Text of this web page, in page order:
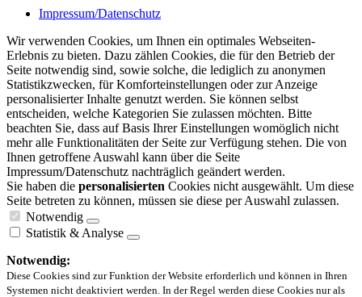
Impressum/Datenschutz
Wir verwenden Cookies, um Ihnen ein optimales Webseiten-
Erlebnis zu bieten. Dazu zählen Cookies, die für den Betrieb der
Seite notwendig sind, sowie solche, die lediglich zu anonymen
Statistikzwecken, für Komforteinstellungen oder zur Anzeige
personalisierter Inhalte genutzt werden. Sie können selbst
entscheiden, welche Kategorien Sie zulassen möchten. Bitte
beachten Sie, dass auf Basis Ihrer Einstellungen womöglich nicht
mehr alle Funktionalitäten der Seite zur Verfügung stehen. Die von
Ihnen getroffene Auswahl kann über die Seite
Impressum/Datenschutz nachträglich geändert werden.
Sie haben die personalisierten Cookies nicht ausgewählt. Um diese
Seite betreten zu können, müssen sie diese per Auswahl zulassen.
Notwendig
Statistik & Analyse
Notwendig:
Diese Cookies sind zur Funktion der Website erforderlich und können in Ihren
Systemen nicht deaktiviert werden. In der Regel werden diese Cookies nur als